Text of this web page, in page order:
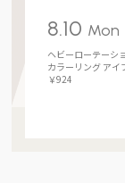
8.10 Mon
ヘビーローテーシ
カラーリング アイ
￥924